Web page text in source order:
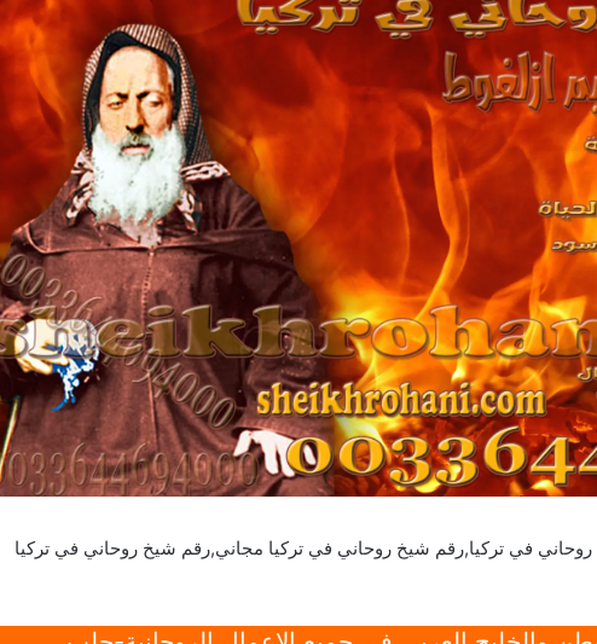
في تركيا,رقم شيخ روحاني في تركيا مجاني,رقم شيخ روحاني في تركيا